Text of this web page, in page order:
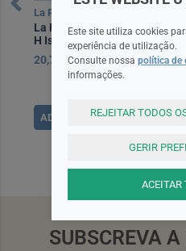
La Roche Posay
La Roche Posay Effaclar
H Iso-Biome Creme 40
ml
20,70EUR
ADICIONAR
SUBSCREVA
Este site utiliza cookies
experiência de utilização.
Consulte nossa política de
informações.
REJEITAR TODOS
GERIR
ACEITAR